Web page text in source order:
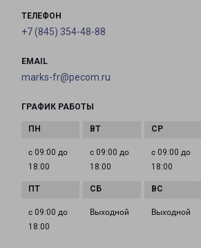
ТЕЛЕФОН
+7 (845) 354-48-88
EMAIL
marks-fr@pecom.ru
ГРАФИК РАБОТЫ
с 09:00 до
18:00
с 09:00 до
18:00
с 09:00 до
18:00
с 09:00 до
18:00
Выходной Выходной